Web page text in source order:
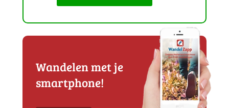
Wandelen met je
smartphone!